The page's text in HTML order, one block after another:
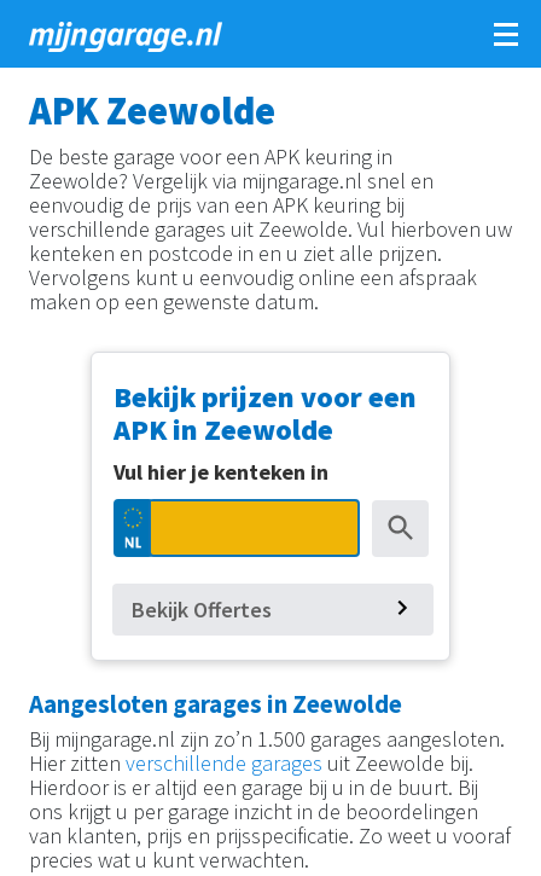
Overslaan
inhoud
gaan
APK Zeewolde
De beste garage voor een APK keuring in
Zeewolde? Vergelijk via mijngarage.nl snel en
eenvoudig de prijs van een APK keuring bij
verschillende garages uit Zeewolde. Vul hierboven uw
kenteken en postcode in en u ziet alle prijzen.
Vervolgens kunt u eenvoudig online een afspraak
maken op een gewenste datum.
Bekijk prijzen voor een
APK in Zeewolde
Vul hier je kenteken in
Bekijk Offertes
Aangesloten garages in Zeewolde
Bij mijngarage.nl zijn zo’n 1.500 garages aangesloten.
Hier zitten verschillende garages uit Zeewolde bij.
Hierdoor is er altijd een garage bij u in de buurt. Bij
ons krijgt u per garage inzicht in de beoordelingen
van klanten, prijs en prijsspecificatie. Zo weet u vooraf
precies wat u kunt verwachten.